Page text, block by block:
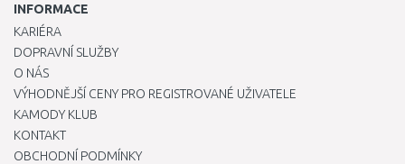
INFORMACE
KARIÉRA
DOPRAVNÍ SLUŽBY
O NÁS
VÝHODNĚJŠÍ CENY PRO REGISTROVANÉ UŽIVATELE
KAMODY KLUB
KONTAKT
OBCHODNÍ PODMÍNKY